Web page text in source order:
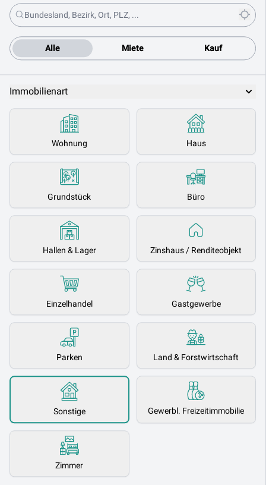
Alle Miete Kauf
Immobilienart
Wohnung Haus
Grundstück Büro
Hallen & Lager Zinshaus / Renditeobjekt
Einzelhandel Gastgewerbe
Parken Land & Forstwirtschaft
Sonstige Gewerbl. Freizeitimmobilie
Zimmer